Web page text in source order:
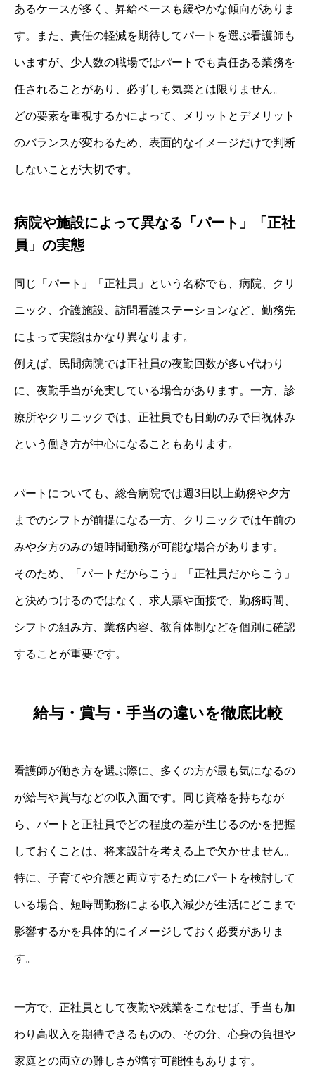
あるケースが多く、昇給ペースも緩やかな傾向がありま
す。また、責任の軽減を期待してパートを選ぶ看護師も
いますが、少人数の職場ではパートでも責任ある業務を
任されることがあり、必ずしも気楽とは限りません。
どの要素を重視するかによって、メリットとデメリット
のバランスが変わるため、表面的なイメージだけで判断
しないことが大切です。
病院や施設によって異なる「パート」「正社
員」の実態
同じ「パート」「正社員」という名称でも、病院、クリ
ニック、介護施設、訪問看護ステーションなど、勤務先
によって実態はかなり異なります。
例えば、民間病院では正社員の夜勤回数が多い代わり
に、夜勤手当が充実している場合があります。一方、診
療所やクリニックでは、正社員でも日勤のみで日祝休み
という働き方が中心になることもあります。
パートについても、総合病院では週3日以上勤務や夕方
までのシフトが前提になる一方、クリニックでは午前の
みや夕方のみの短時間勤務が可能な場合があります。
そのため、「パートだからこう」「正社員だからこう」
と決めつけるのではなく、求人票や面接で、勤務時間、
シフトの組み方、業務内容、教育体制などを個別に確認
することが重要です。
給与・賞与・手当の違いを徹底比較
看護師が働き方を選ぶ際に、多くの方が最も気になるの
が給与や賞与などの収入面です。同じ資格を持ちなが
ら、パートと正社員でどの程度の差が生じるのかを把握
しておくことは、将来設計を考える上で欠かせません。
特に、子育てや介護と両立するためにパートを検討して
いる場合、短時間勤務による収入減少が生活にどこまで
影響するかを具体的にイメージしておく必要がありま
す。
一方で、正社員として夜勤や残業をこなせば、手当も加
わり高収入を期待できるものの、その分、心身の負担や
家庭との両立の難しさが増す可能性もあります。